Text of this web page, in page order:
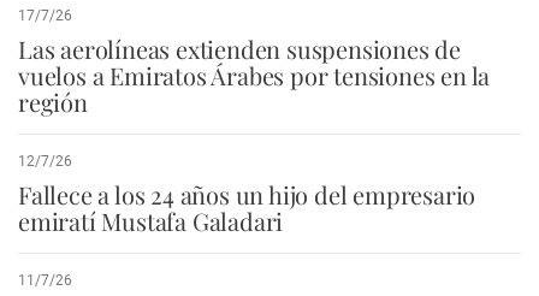
17/7/26
Las aerolíneas extienden suspensiones de
vuelos a Emiratos Árabes por tensiones en la
región
12/7/26
Fallece a los 24 años un hijo del empresario
emiratí Mustafa Galadari
11/7/26